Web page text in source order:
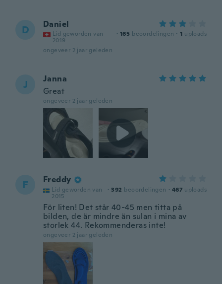
D Daniel
Lid geworden van
2019
· 165 beoordelingen · 1 uploads
ongeveer 2 jaar geleden
J
Janna
Great
ongeveer 2 jaar geleden
F Freddy
Lid geworden van
2015
· 392 beoordelingen · 467 uploads
För liten! Det står 40-45 men titta på
bilden, de är mindre än sulan i mina av
storlek 44. Rekommenderas inte!
ongeveer 2 jaar geleden